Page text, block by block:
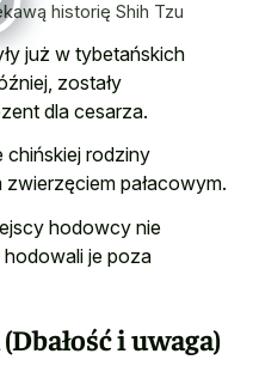
historię Shih Tzu
już w tybetańskich
zostały
dla cesarza.
chińskiej rodziny
zwierzęciem pałacowym.
hodowcy nie
je poza
i uwaga)